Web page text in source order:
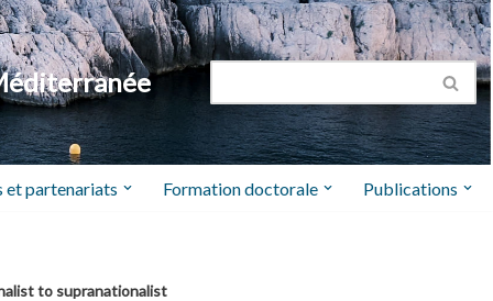
et partenariats Formation doctorale Publications
to supranationalist